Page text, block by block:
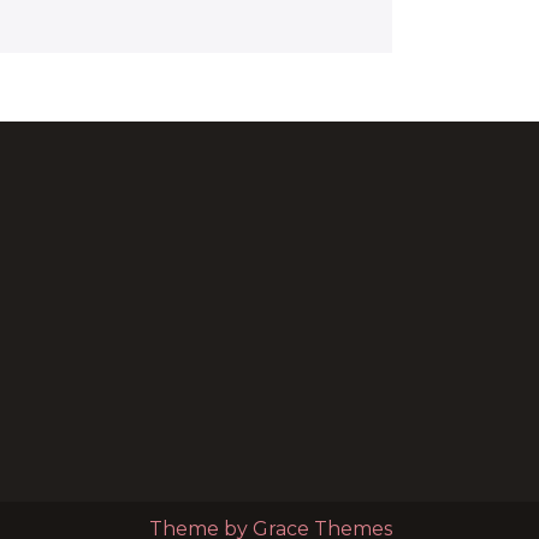
Theme by Grace Themes